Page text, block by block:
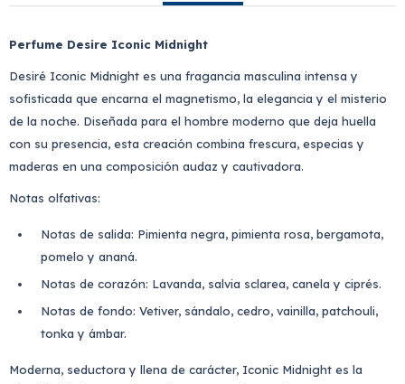
Perfume Desire Iconic Midnight
Desiré Iconic Midnight es una fragancia masculina intensa y
sofisticada que encarna el magnetismo, la elegancia y el misterio
de la noche. Diseñada para el hombre moderno que deja huella
con su presencia, esta creación combina frescura, especias y
maderas en una composición audaz y cautivadora.
Notas olfativas:
Notas de salida: Pimienta negra, pimienta rosa, bergamota,
pomelo y ananá.
Notas de corazón: Lavanda, salvia sclarea, canela y ciprés.
Notas de fondo: Vetiver, sándalo, cedro, vainilla, patchouli,
tonka y ámbar.
Moderna, seductora y llena de carácter, Iconic Midnight es la